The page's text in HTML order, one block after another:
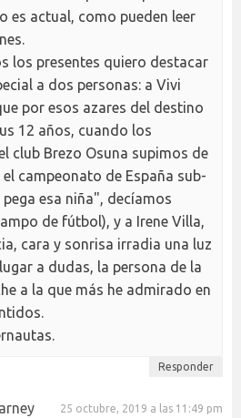
es actual, como pueden leer
los presentes quiero destacar
a dos personas: a Vivi
por esos azares del destino
12 años, cuando los
club Brezo Osuna supimos de
campeonato de España sub-
esa niña", decíamos
de fútbol), y a Irene Villa,
cara y sonrisa irradia una luz
a dudas, la persona de la
a la que más he admirado en
Responder
25 octubre, 2019 a las 11:49 pm